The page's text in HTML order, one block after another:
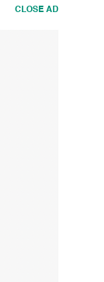
CLOSE AD